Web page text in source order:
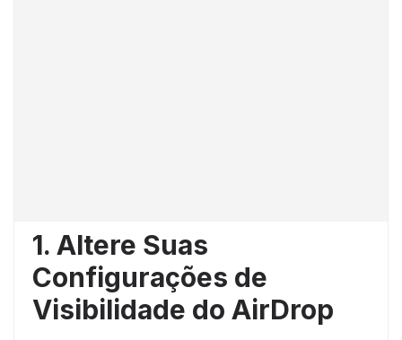
1. Altere Suas
Configurações de
Visibilidade do AirDrop